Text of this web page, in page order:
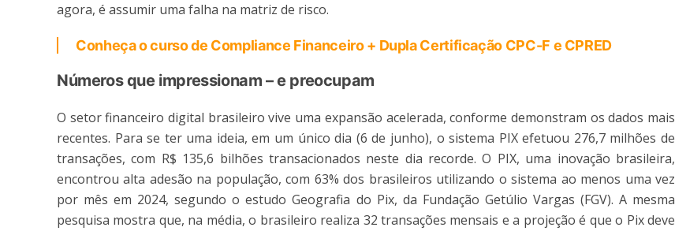
agora, é assumir uma falha na matriz de risco.
Conheça o curso de Compliance Financeiro + Dupla Certificação CPC-F e CPRED
Números que impressionam – e preocupam
O setor financeiro digital brasileiro vive uma expansão acelerada, conforme demonstram os dados mais
recentes. Para se ter uma ideia, em um único dia (6 de junho), o sistema PIX efetuou 276,7 milhões de
transações, com R$ 135,6 bilhões transacionados neste dia recorde. O PIX, uma inovação brasileira,
encontrou alta adesão na população, com 63% dos brasileiros utilizando o sistema ao menos uma vez
por mês em 2024, segundo o estudo Geografia do Pix, da Fundação Getúlio Vargas (FGV). A mesma
pesquisa mostra que, na média, o brasileiro realiza 32 transações mensais e a projeção é que o Pix deve